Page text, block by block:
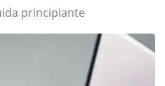
principiante